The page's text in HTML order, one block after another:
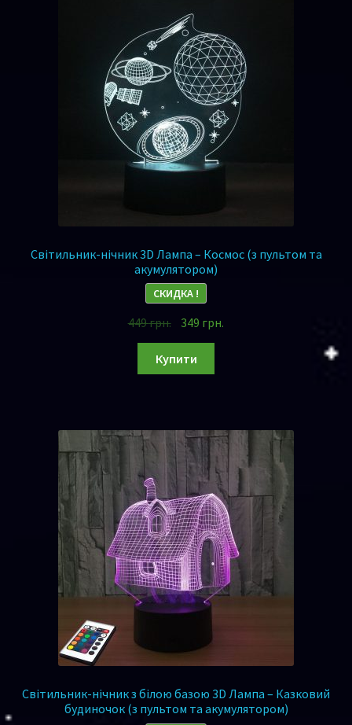
Світильник-нічник 3D Лампа – Космос (з пультом та
акумулятором)
СКИДКА !
449грн. 349 грн.
Купити
Світильник-нічник з білою базою 3D Лампа – Казковий
будиночок (з пультом та акумулятором)